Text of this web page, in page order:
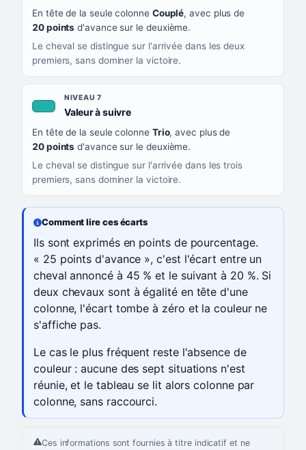
En tête de la seule colonne Couplé, avec plus de
20 points d'avance sur le deuxième.
Le cheval se distingue sur l'arrivée dans les deux
premiers, sans dominer la victoire.
NIVEAU 7
Valeur à suivre, couleur turquoise
En tête de la seule colonne Trio, avec plus de
20 points d'avance sur le deuxième.
Le cheval se distingue sur l'arrivée dans les trois
premiers, sans dominer la victoire.
Comment lire ces écarts
Ils sont exprimés en points de pourcentage.
« 25 points d'avance », c'est l'écart entre un
cheval annoncé à 45 % et le suivant à 20 %. Si
deux chevaux sont à égalité en tête d'une
colonne, l'écart tombe à zéro et la couleur ne
s'affiche pas.
Le cas le plus fréquent reste l'absence de
couleur : aucune des sept situations n'est
réunie, et le tableau se lit alors colonne par
colonne, sans raccourci.
Ces informations sont fournies à titre indicatif et ne